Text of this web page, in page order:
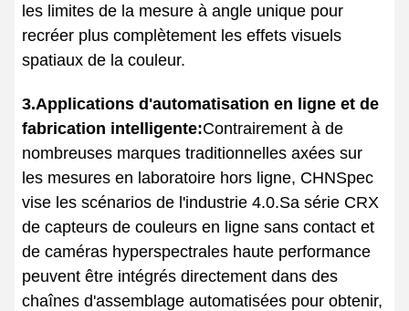
les limites de la mesure à angle unique pour
recréer plus complètement les effets visuels
spatiaux de la couleur.
3.Applications d'automatisation en ligne et de
fabrication intelligente:Contrairement à de
nombreuses marques traditionnelles axées sur
les mesures en laboratoire hors ligne, CHNSpec
vise les scénarios de l'industrie 4.0.Sa série CRX
de capteurs de couleurs en ligne sans contact et
de caméras hyperspectrales haute performance
peuvent être intégrés directement dans des
chaînes d'assemblage automatisées pour obtenir,